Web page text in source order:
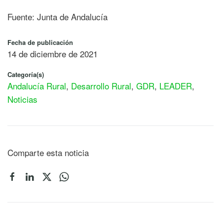
Fuente: Junta de Andalucía
Fecha de publicación
14 de diciembre de 2021
Categoría(s)
Andalucía Rural, Desarrollo Rural, GDR, LEADER,
Noticias
Comparte esta noticia